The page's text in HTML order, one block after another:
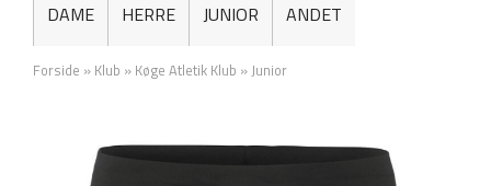
DAME HERRE JUNIOR ANDET
Forside » Klub » Køge Atletik Klub »Junior